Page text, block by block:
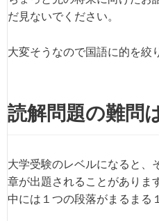
だ見ないでください。
大変そうなので国語に的を絞
読解問題の難問
大学受験のレベルになると、
章が出題されることがありま
中には１つの段落がまるまる